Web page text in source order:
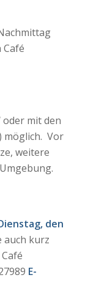
oder mit den
möglich. Vor
weitere
den
auch kurz
E-